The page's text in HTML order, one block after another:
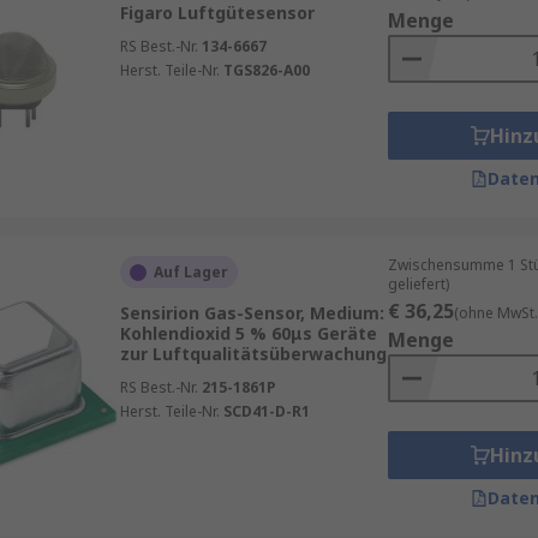
Diese Sensoren sind klein und tragbar und liefern
Sensorbasierte Messgeräte werden immer beliebter, da
Auswirkung auf die Gesundheit entwickeln.
Vorteile. Erstens liefern sie präzise und Echtzeit-Daten,
Stadtplaner basierend auf den Daten der
Schäden zu minimieren. Darüber hinaus
langfristige Umweltbewertungen ermöglicht.
und gesündere Welt zu schaffen. Achten Sie auf unsere
Figaro Luftgütesensor
RS Best.-Nr. 134-6667
Herst. Teile-Nr. TGS826-A00
Menge
Auf Lager
Sensirion Gas-Sensor, Medium:
Kohlendioxid 5 % 60μs Geräte
zur Luftqualitätsüberwachung
RS Best.-Nr. 215-1861P
Herst. Teile-Nr. SCD41-D-R1
Zwischensumme 1
geliefert)
€ 36,25(ohne
Menge